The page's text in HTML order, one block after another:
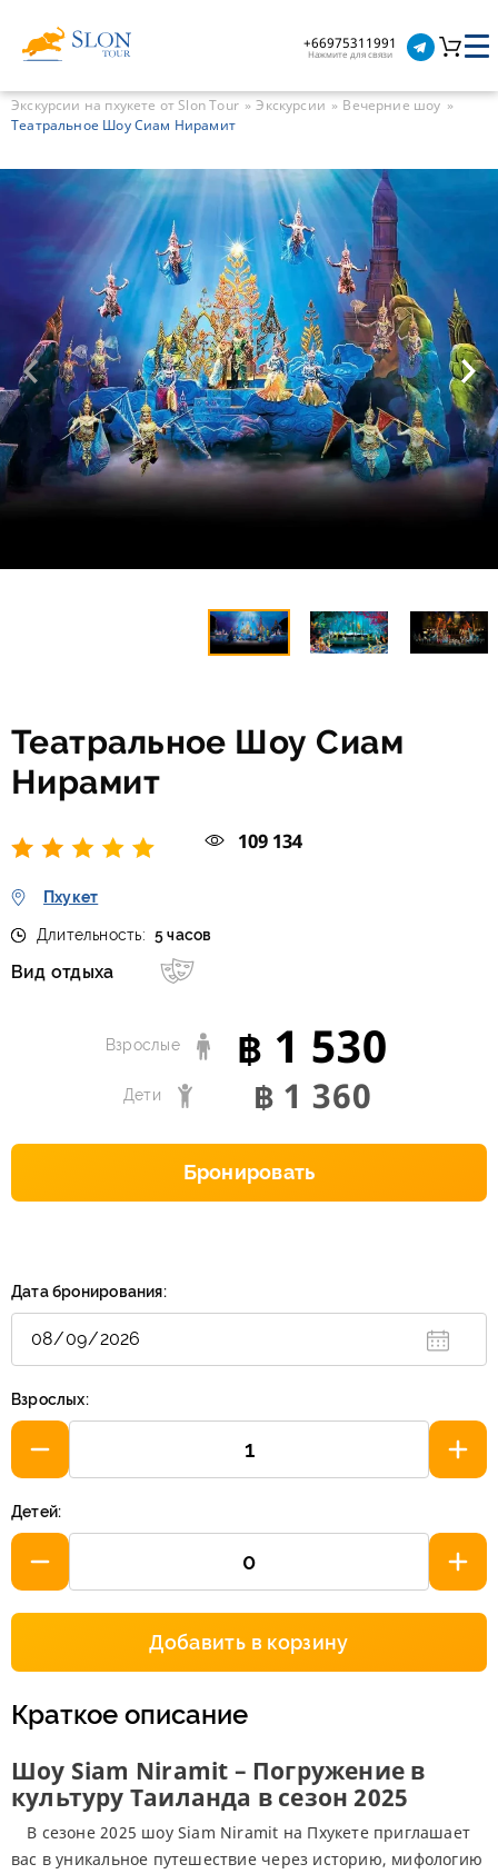
+66975311991
Нажмите для связи
Экскурсии на пхукете от Slon Tour Экскурсии
Вечерние шоу
Театральное Шоу Сиам Нирамит
Театральное Шоу Сиам
Нирамит
109 134
Пхукет
Длительность: 5 часов
Вид отдыха
Взрослые ฿ 1 530
Дети ฿ 1 360
Бронировать
Дата бронирования:
Взрослых:
Детей:
Добавить в корзину
Краткое описание
Шоу Siam Niramit – Погружение в
культуру Таиланда в сезон 2025
В сезоне 2025 шоу Siam Niramit на Пхукете приглашает
вас в уникальное путешествие через историю, мифологию